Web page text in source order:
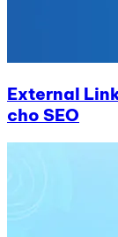
External
cho SEO